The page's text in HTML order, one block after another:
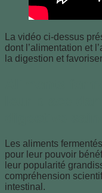
La vidéo ci-dessus
dont l’alimentation et
la digestion et
Les aliments
pour leur pouvoir
leur popularité
compréhension
intestinal.